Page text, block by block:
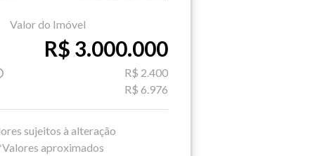
Valor do Imóvel
R$ 3.000.000
R$ 2.400
R$ 6.976
sujeitos à alteração
aproximados